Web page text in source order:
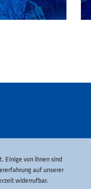
Einige von ihnen sind
auf unserer
widerrufbar.